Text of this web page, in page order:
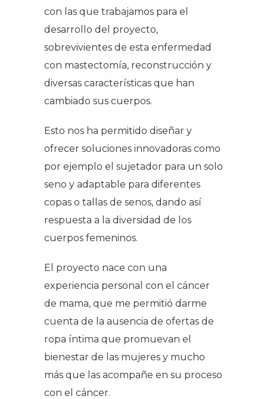
con las que trabajamos para el
desarrollo del proyecto,
sobrevivientes de esta enfermedad
con mastectomía, reconstrucción y
diversas características que han
cambiado sus cuerpos.
Esto nos ha permitido diseñar y
ofrecer soluciones innovadoras como
por ejemplo el sujetador para un solo
seno y adaptable para diferentes
copas o tallas de senos, dando así
respuesta a la diversidad de los
cuerpos femeninos.
El proyecto nace con una
experiencia personal con el cáncer
de mama, que me permitió darme
cuenta de la ausencia de ofertas de
ropa íntima que promuevan el
bienestar de las mujeres y mucho
más que las acompañe en su proceso
con el cáncer.